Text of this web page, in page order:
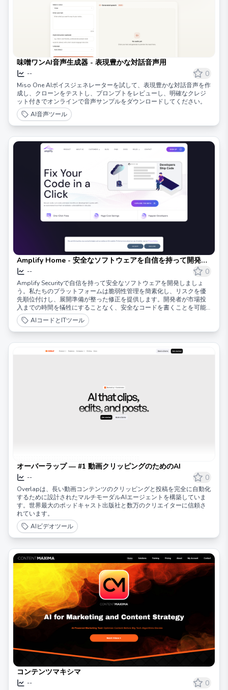
味噌ワンAI音声生成器 - 表現豊かな対話音声用
-- 0
Miso One AIボイスジェネレーターを試して、表現豊かな対話音声を作
成し、クローンをテストし、プロンプトをレビューし、明確なクレジ
ット付きでオンラインで音声サンプルをダウンロードしてください。
AI音声ツール
Amplify Home - 安全なソフトウェアを自信を持って開発す
る -- 0
Amplify Securityで自信を持って安全なソフトウェアを開発しましょ
う。私たちのプラットフォームは脆弱性管理を簡素化し、リスクを優
先順位付けし、展開準備が整った修正を提供します。開発者が市場投
入までの時間を犠牲にすることなく、安全なコードを書くことを可能
にします。今すぐデモを予約しましょう！
AIコードとITツール
オーバーラップ — #1 動画クリッピングのためのAI
-- 0
Overlapは、長い動画コンテンツのクリッピングと投稿を完全に自動化
するために設計されたマルチモーダルAIエージェントを構築していま
す。世界最大のポッドキャスト出版社と数万のクリエイターに信頼さ
れています。
AIビデオツール
コンテンツマキシマ
-- 0